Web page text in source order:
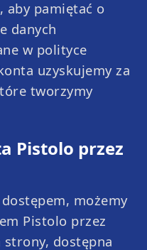
aby pamiętać o
danych
w polityce
uzyskujemy za
tworzymy
Pistolo przez
możemy
Pistolo przez
dostępna